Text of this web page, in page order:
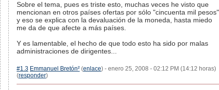
Sobre el tema, pues es triste esto, muchas veces he visto que
mencionan en otros países ofertas por sólo "cincuenta mil pesos"
y eso se explica con la devaluación de la moneda, hasta miedo
me da de que afecte a más países.
Y es lamentable, el hecho de que todo esto ha sido por malas
administraciones de dirigentes...
#1.3 Emmanuel Bretón² (enlace) - enero 25, 2008 - 02:12 PM (14:12 horas)
(responder)